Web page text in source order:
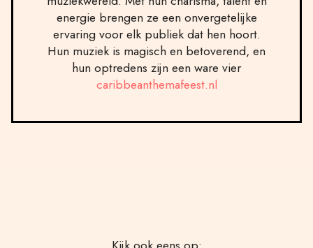
energie brengen ze een onvergetelijke
ervaring voor elk publiek dat hen hoort.
Hun muziek is magisch en betoverend, en
hun optredens zijn een ware vier
caribbeanthemafeest.nl